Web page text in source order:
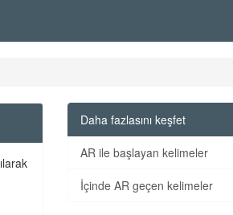
Daha fazlasını keşfet
AR ile başlayan kelimeler
İçinde AR geçen kelimeler